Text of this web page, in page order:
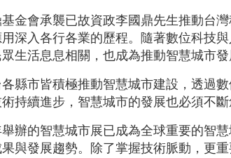
金會承襲已故資政李國鼎先生推動台
深入各行各業的歷程。隨著數位科技
生活息息相關，也成為推動智慧城市發
縣市皆積極推動智慧城市建設，透過
持續進步，智慧城市的發展也必須不斷
辦的智慧城市展已成為全球重要的智
與發展趨勢。除了掌握技術脈動，更